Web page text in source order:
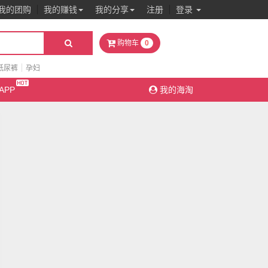
的团购 我的赚钱 我的分享 注册 登录
尿裤 孕妇
购物车 0
我的海淘